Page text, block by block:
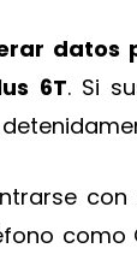
datos
6T. Si
como